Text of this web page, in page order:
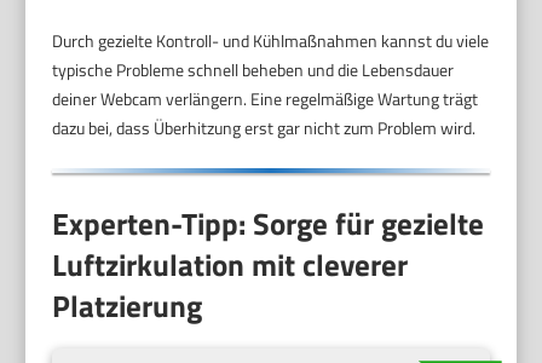
Durch gezielte Kontroll- und Kühlmaßnahmen kannst du viele
typische Probleme schnell beheben und die Lebensdauer
deiner Webcam verlängern. Eine regelmäßige Wartung trägt
dazu bei, dass Überhitzung erst gar nicht zum Problem wird.
Experten-Tipp: Sorge für gezielte
Luftzirkulation mit cleverer
Platzierung